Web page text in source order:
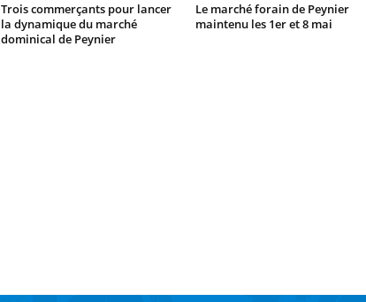
Trois commerçants pour lancer
la dynamique du marché
dominical de Peynier
Le marché forain de Peynier
maintenu les 1er et 8 mai